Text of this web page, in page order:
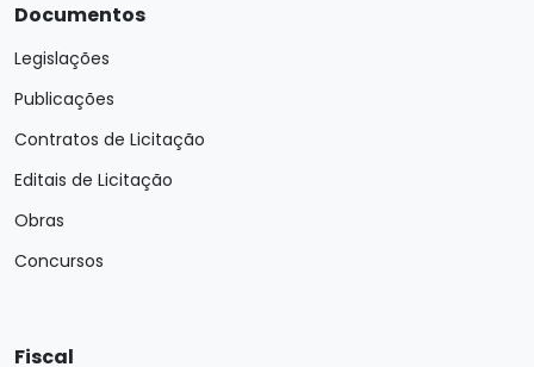
Documentos
Legislações
Publicações
Contratos de Licitação
Editais de Licitação
Obras
Concursos
Fiscal